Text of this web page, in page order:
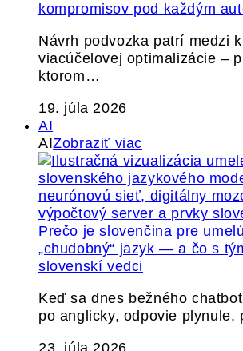
kompromisov pod každým
Návrh podvozka patrí medzi
viacúčelovej optimalizácie –
ktorom…
19. júla 2026
AI
AIZobraziť viac
Prečo je slovenčina pre
„chudobný“ jazyk — a čo s
slovenskí vedci
Keď sa dnes bežného
po anglicky, odpovie plynule,
23. júla 2026